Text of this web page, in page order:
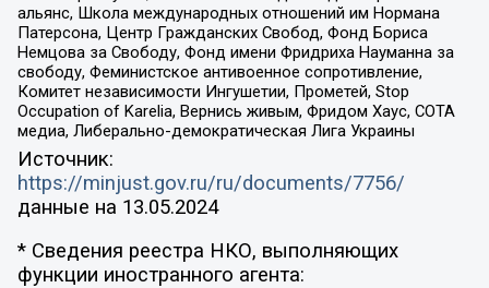
альянс, Школа международных отношений им Нормана
Патерсона, Центр Гражданских Свобод, Фонд Бориса
Немцова за Свободу, Фонд имени Фридриха Науманна за
свободу, Феминистское антивоенное сопротивление,
Комитет независимости Ингушетии, Прометей, Stop
Occupation of Karelia, Вернись живым, Фридом Хаус, СОТА
медиа, Либерально-демократическая Лига Украины
Источник:
https://minjust.gov.ru/ru/documents/7756/
данные на 13.05.2024
* Сведения реестра НКО, выполняющих
функции иностранного агента: